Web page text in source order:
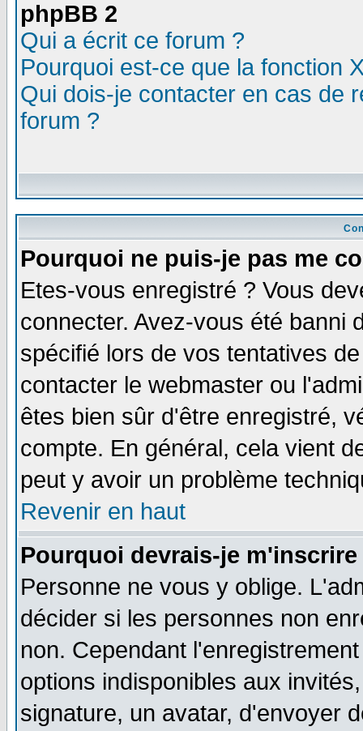
phpBB 2
Qui a écrit ce forum ?
Pourquoi est-ce que la fonction
Qui dois-je contacter en cas de
forum ?
Pourquoi ne puis-je pas me
Etes-vous enregistré ? Vous
connecter. Avez-vous été banni
spécifié lors de vos tentatives
contacter le webmaster ou
êtes bien sûr d'être enregistré,
compte. En général, cela vient
peut y avoir un problème
Revenir en haut
Pourquoi devrais-je
Personne ne vous y oblige.
décider si les personnes non
non. Cependant
options indisponibles aux
signature, un avatar, d'envoyer